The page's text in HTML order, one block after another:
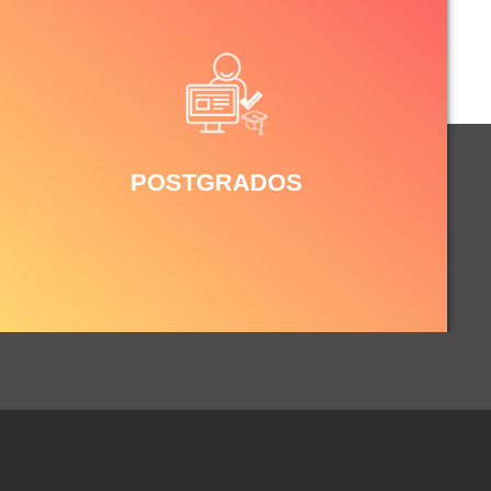
POSTGRADOS